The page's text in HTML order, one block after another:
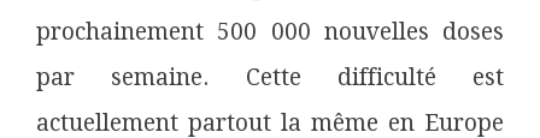
prochainement 500 000 nouvelles doses
par semaine. Cette difficulté est
actuellement partout la même en Europe